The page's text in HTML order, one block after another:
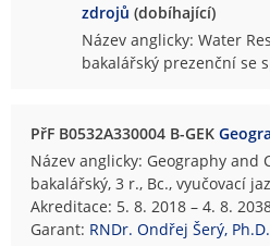
zdrojů (dobíhající)
Název anglicky: Water
bakalářský prezenční se
PřF B0532A330004 B-GEK
Název anglicky: Geography and
bakalářský, 3 r., Bc., vyučovací
Akreditace: 5. 8. 2018 – 4. 8.
Garant: RNDr. Ondřej Šerý, Ph.D.